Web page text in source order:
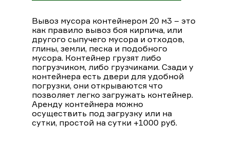
Вывоз мусора контейнером 20 м3 – это
как правило вывоз боя кирпича, или
другого сыпучего мусора и отходов,
глины, земли, песка и подобного
мусора. Контейнер грузят либо
погрузчиком, либо грузчиками. Сзади у
контейнера есть двери для удобной
погрузки, они открываются что
позволяет легко загружать контейнер.
Аренду контейнера можно
осуществить под загрузку или на
сутки, простой на сутки +1000 руб.